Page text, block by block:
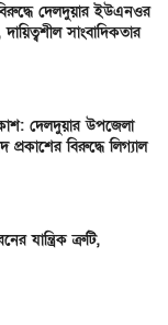
বিরুদ্ধে দেলদুয়ার ইউএনওর
সাংবাদিকতার
দেলদুয়ার উপজেলা
প্রকাশের বিরুদ্ধে লিগ্যাল
যান্ত্রিক ত্রুটি,